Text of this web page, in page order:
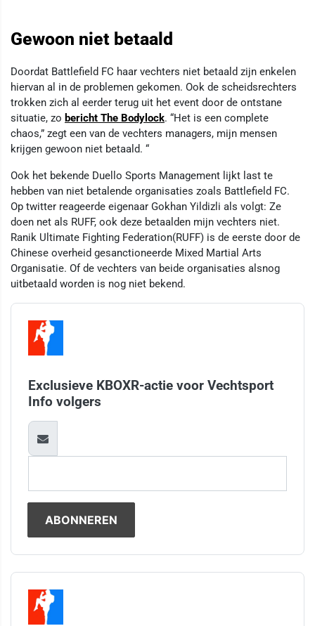
Gewoon niet betaald
Doordat Battlefield FC haar vechters niet betaald zijn enkelen
hiervan al in de problemen gekomen. Ook de scheidsrechters
trokken zich al eerder terug uit het event door de ontstane
situatie, zo bericht The Bodylock. “Het is een complete
chaos,” zegt een van de vechters managers, mijn mensen
krijgen gewoon niet betaald. “
Ook het bekende Duello Sports Management lijkt last te
hebben van niet betalende organisaties zoals Battlefield FC.
Op twitter reageerde eigenaar Gokhan Yildizli als volgt: Ze
doen net als RUFF, ook deze betaalden mijn vechters niet.
Ranik Ultimate Fighting Federation(RUFF) is de eerste door de
Chinese overheid gesanctioneerde Mixed Martial Arts
Organisatie. Of de vechters van beide organisaties alsnog
uitbetaald worden is nog niet bekend.
Exclusieve KBOXR-actie voor Vechtsport
Info volgers